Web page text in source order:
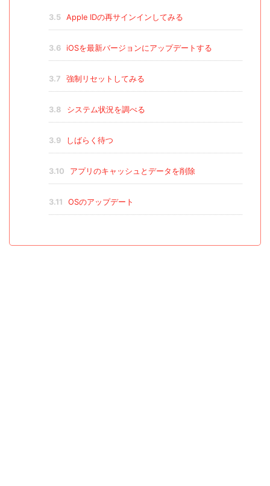
3.5 Apple IDの再サインインしてみる
3.6 iOSを最新バージョンにアップデートする
3.7 強制リセットしてみる
3.8 システム状況を調べる
3.9 しばらく待つ
3.10 アプリのキャッシュとデータを削除
3.11 OSのアップデート